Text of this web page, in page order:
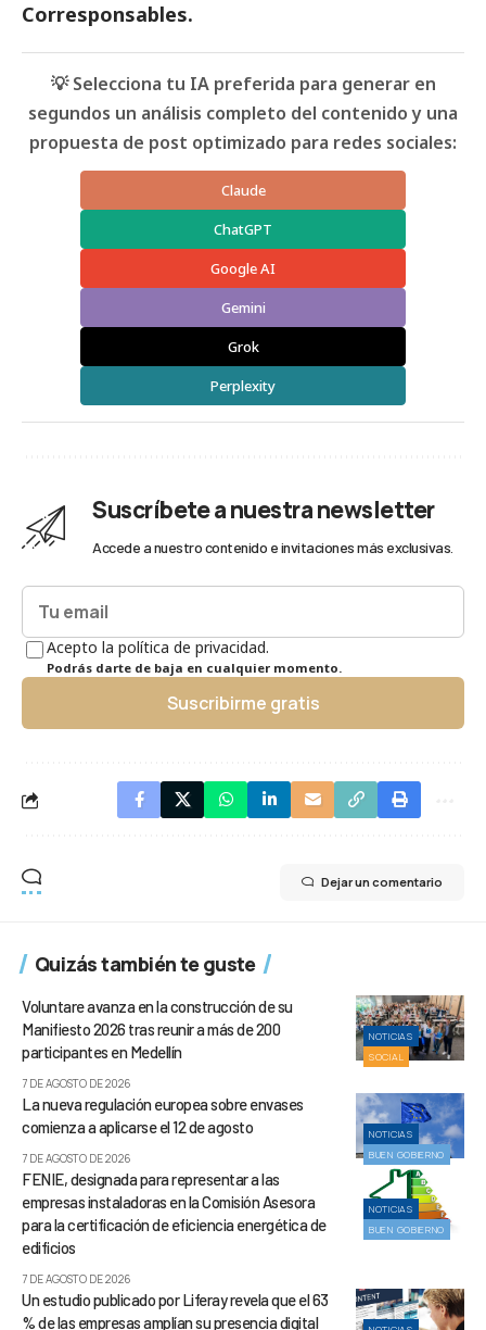
Corresponsables.
💡 Selecciona tu IA preferida para generar en
segundos un análisis completo del contenido y una
propuesta de post optimizado para redes sociales:
Claude
ChatGPT
Google AI
Gemini
Grok
Perplexity
Suscríbete a nuestra newsletter
Accede a nuestro contenido e invitaciones más exclusivas.
Acepto la política de privacidad.
Podrás darte de baja en cualquier momento.
Suscribirme gratis
Dejar un comentario
Quizás también te guste
NOTICIAS
SOCIAL
Voluntare avanza en la construcción de su
Manifiesto 2026 tras reunir a más de 200
participantes en Medellín
7 DE AGOSTO DE 2026
NOTICIAS
BUEN GOBIERNO
La nueva regulación europea sobre envases
comienza a aplicarse el 12 de agosto
7 DE AGOSTO DE 2026
NOTICIAS
BUEN GOBIERNO
FENIE, designada para representar a las
empresas instaladoras en la Comisión Asesora
para la certificación de eficiencia energética de
edificios
7 DE AGOSTO DE 2026
Un estudio publicado por Liferay revela que el 63
% de las empresas amplían su presencia digital